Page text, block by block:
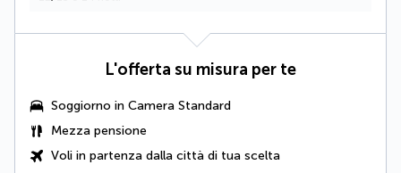
L'offerta su misura per te
Soggiorno in Camera Standard
Mezza pensione
Voli in partenza dalla città di tua scelta